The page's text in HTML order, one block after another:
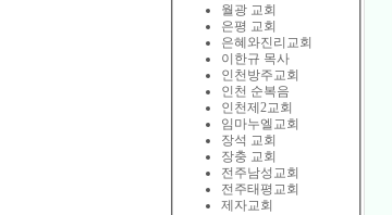
월광 교회
은평 교회
은혜와진리교회
이한규 목사
인천방주교회
인천 순복음
인천제2교회
임마누엘교회
장석 교회
장충 교회
전주남성교회
전주태평교회
제자교회